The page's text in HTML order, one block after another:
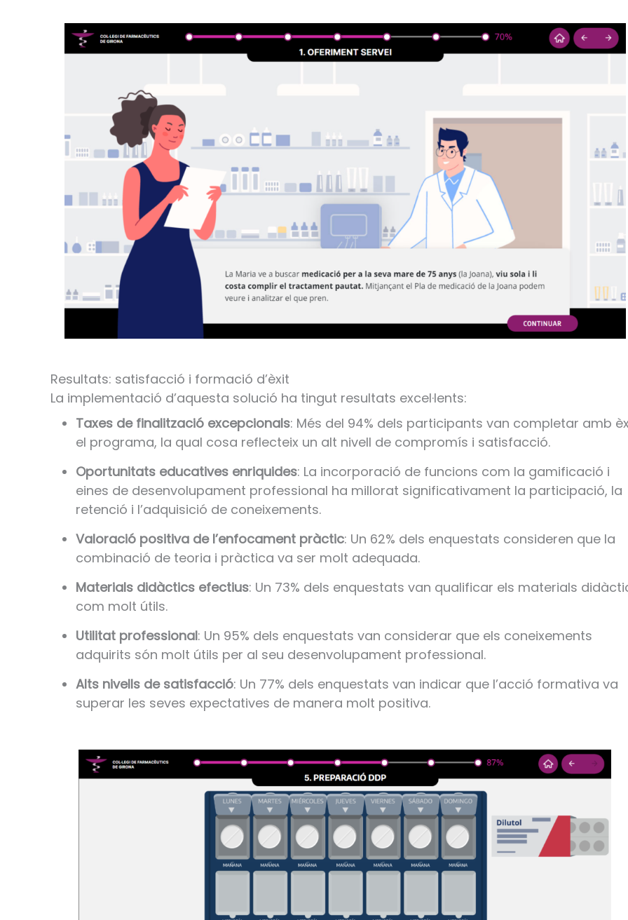
Resultats: satisfacció i formació d’èxit
La implementació d’aquesta solució ha tingut resultats excel·lents:
Taxes de finalització excepcionals: Més del 94% dels participants van completar amb
el programa, la qual cosa reflecteix un alt nivell de compromís i satisfacció.
Oportunitats educatives enriquides: La incorporació de funcions com la gamificació i
eines de desenvolupament professional ha millorat significativament la participació, la
retenció i l’adquisició de coneixements.
Valoració positiva de l’enfocament pràctic: Un 62% dels enquestats consideren que la
combinació de teoria i pràctica va ser molt adequada.
Materials didàctics efectius: Un 73% dels enquestats van qualificar els materials
com molt útils.
Utilitat professional: Un 95% dels enquestats van considerar que els coneixements
adquirits són molt útils per al seu desenvolupament professional.
Alts nivells de satisfacció: Un 77% dels enquestats van indicar que l’acció formativa va
superar les seves expectatives de manera molt positiva.